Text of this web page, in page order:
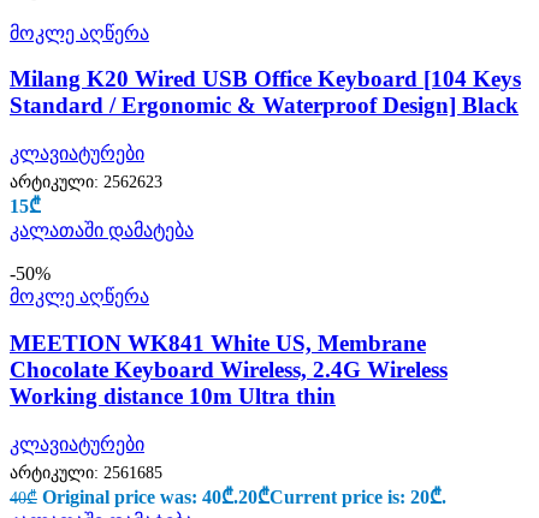
მოკლე აღწერა
Milang K20 Wired USB Office Keyboard [104 Keys
Standard / Ergonomic & Waterproof Design] Black
კლავიატურები
არტიკული: 2562623
15₾
კალათაში დამატება
-50%
მოკლე აღწერა
MEETION WK841 White US, Membrane
Chocolate Keyboard Wireless, 2.4G Wireless
Working distance 10m Ultra thin
კლავიატურები
არტიკული: 2561685
40₾ Original price was: 40₾.20₾Current price is: 20₾.